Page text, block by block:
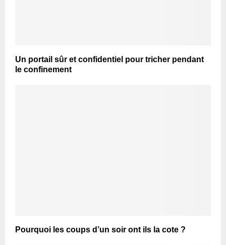
Un portail sûr et confidentiel pour tricher pendant
le confinement
Pourquoi les coups d’un soir ont ils la cote ?